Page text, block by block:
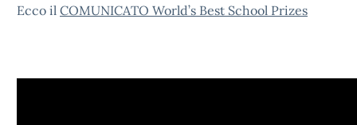
Ecco il COMUNICATO World’s Best School Prizes